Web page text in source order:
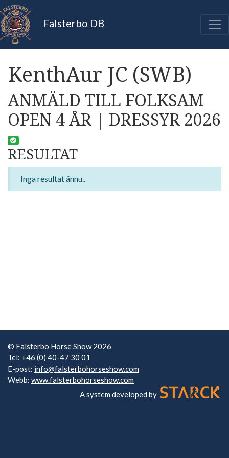
Falsterbo DB
KenthAur JC (SWB)
ANMÄLD TILL FOLKSAM
OPEN 4 ÅR | DRESSYR 2026
RESULTAT
Inga resultat ännu..
© Falsterbo Horse Show 2026
Tel: +46 (0) 40-47 30 01
E-post: info@falsterbohorseshow.com
Webb: www.falsterbohorseshow.com
A system developed by